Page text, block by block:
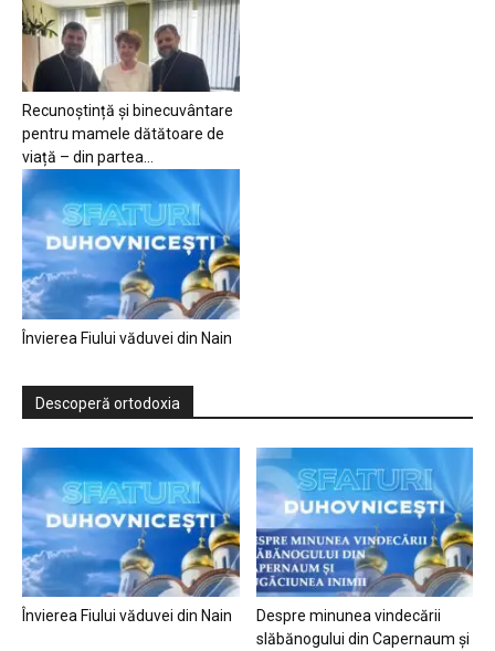
Recunoștință și binecuvântare
pentru mamele dătătoare de
viață – din partea...
Învierea Fiului văduvei din Nain
Descoperă ortodoxia
Învierea Fiului văduvei din Nain
Despre minunea vindecării
slăbănogului din Capernaum și